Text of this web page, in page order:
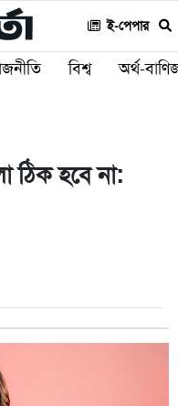
ই-পেপার
বিশ্ব অর্থ-
ঠিক হবে না: